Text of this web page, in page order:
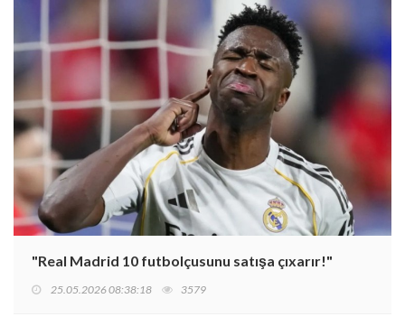
"Real Madrid 10 futbolçusunu satışa çıxarır!"
25.05.2026 08:38:18 3579